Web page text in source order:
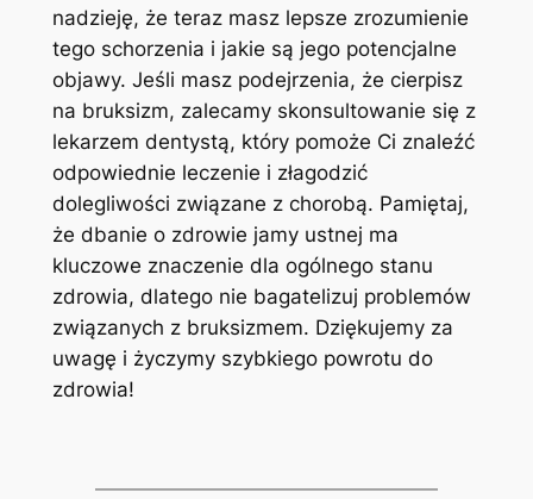
nadzieję, że teraz masz lepsze zrozumienie
tego schorzenia i jakie​ są jego potencjalne
objawy. Jeśli masz ⁤podejrzenia, że cierpisz
na bruksizm,⁤ zalecamy skonsultowanie się z
⁤lekarzem dentystą, który​ pomoże Ci znaleźć⁢
odpowiednie leczenie‍ i złagodzić
⁤dolegliwości związane z chorobą. ‌Pamiętaj,
‌że‌ dbanie o zdrowie jamy ustnej ma
kluczowe znaczenie dla ogólnego stanu
zdrowia, dlatego nie⁣ bagatelizuj⁢ problemów
związanych z bruksizmem. Dziękujemy za
uwagę i życzymy szybkiego powrotu do‌
zdrowia!